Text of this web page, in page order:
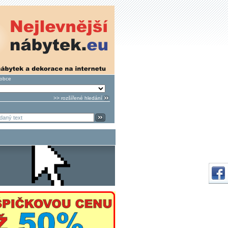
>> rozšířené hledání